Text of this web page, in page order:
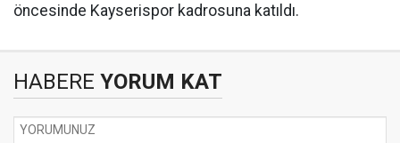
öncesinde Kayserispor kadrosuna katıldı.
HABERE YORUM KAT